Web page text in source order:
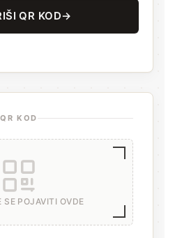
QR KOD→
QR KOD
SE POJAVITI OVDE